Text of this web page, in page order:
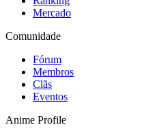
Mercado
Comunidade
Fórum
Membros
Clãs
Eventos
Anime Profile